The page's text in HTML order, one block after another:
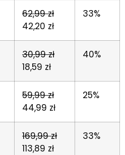
62,99 zł
42,20 zł
33%
30,99 zł
18,59 zł
40%
59,99 zł
44,99 zł
25%
169,99 zł
113,89 zł
33%